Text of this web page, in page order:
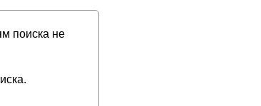
поиска не